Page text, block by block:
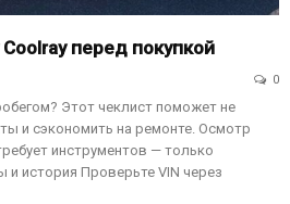
перед покупкой
0
Этот чеклист поможет не
и сэкономить на ремонте. Осмотр
инструментов — только
и история Проверьте VIN через